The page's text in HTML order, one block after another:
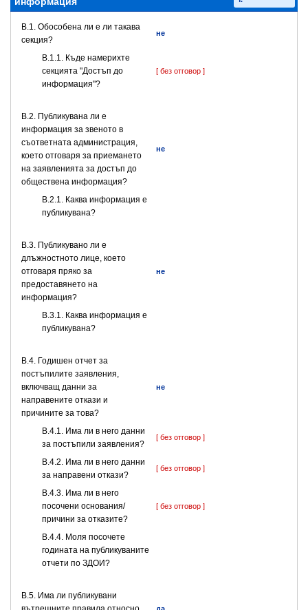
В.1. Обособена ли е ли такава
секция?
не
В.1.1. Къде намерихте
секцията "Достъп до
информация"?
[ без отговор ]
В.2. Публикувана ли е
информация за звеното в
съответната администрация,
което отговаря за приемането
на заявленията за достъп до
обществена информация?
не
B.2.1. Каква информация е
публикувана?
В.3. Публикувано ли е
длъжностното лице, което
отговаря пряко за
предоставянето на
информация?
не
B.3.1. Каква информация е
публикувана?
В.4. Годишен отчет за
постъпилите заявления,
включващ данни за
направените откази и
причините за това?
не
В.4.1. Има ли в него данни
за постъпили заявления?
[ без отговор ]
В.4.2. Има ли в него данни
за направени откази?
[ без отговор ]
В.4.3. Има ли в него
посочени основания/
причини за отказите?
[ без отговор ]
В.4.4. Моля посочете
годината на публикуваните
отчети по ЗДОИ?
В.5. Има ли публикувани